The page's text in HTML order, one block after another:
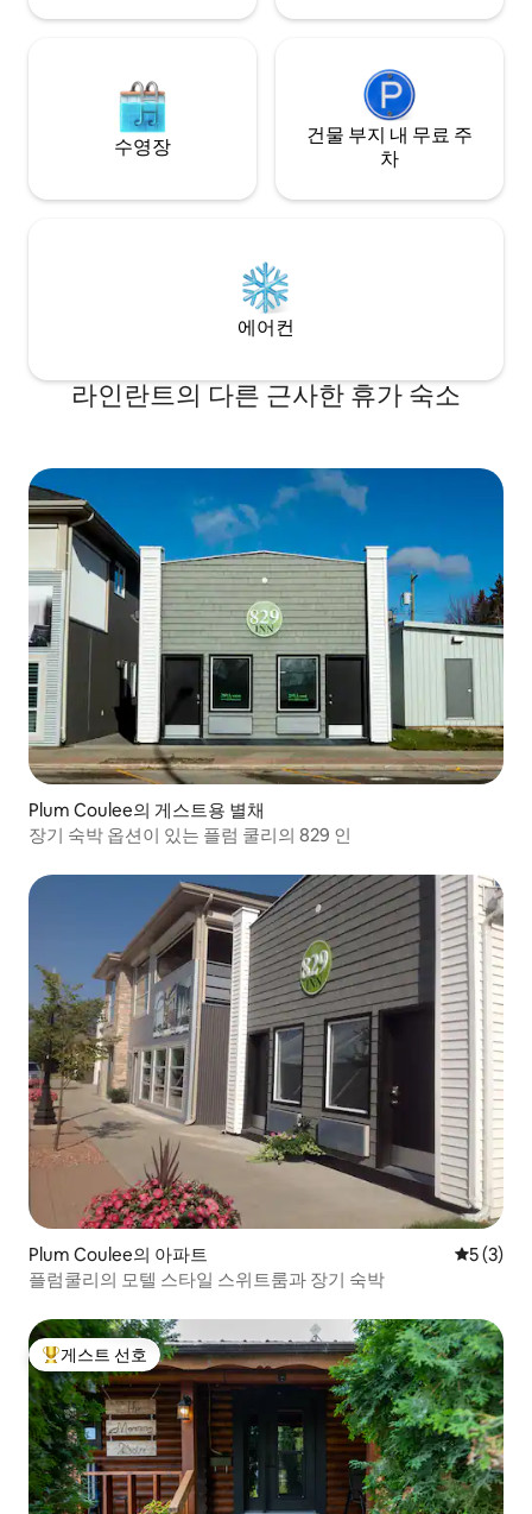
수영장
건물 부지 내 무료 주
차
에어컨
라인란트의 다른 근사한 휴가 숙소
Plum Coulee의 게스트용 별채
장기 숙박 옵션이 있는 플럼 쿨리의 829 인
Plum Coulee의 아파트 평점 5점
5 (3)
플럼쿨리의 모텔 스타일 스위트룸과 장기 숙박
상위 게스트 선호
게스트 선호